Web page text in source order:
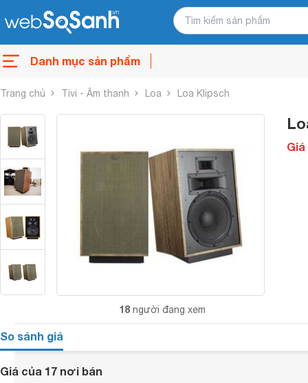
Danh mục sản phẩm
Trang chủ Tivi - Âm thanh Loa Loa Klipsch
18 người đang xem
Giá
So sánh giá
Giá của 17 nơi bán